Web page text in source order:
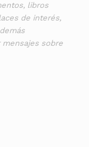
libros
de interés,
mensajes sobre